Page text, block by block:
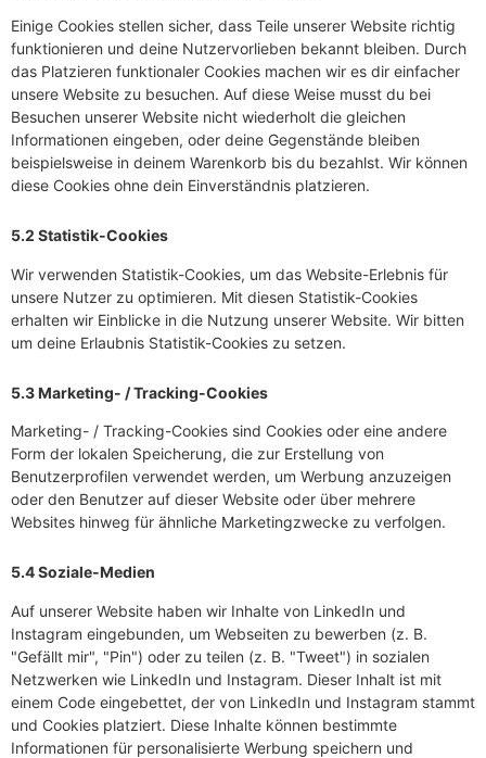
Einige Cookies stellen sicher, dass Teile unserer Website richtig
funktionieren und deine Nutzervorlieben bekannt bleiben. Durch
das Platzieren funktionaler Cookies machen wir es dir einfacher
unsere Website zu besuchen. Auf diese Weise musst du bei
Besuchen unserer Website nicht wiederholt die gleichen
Informationen eingeben, oder deine Gegenstände bleiben
beispielsweise in deinem Warenkorb bis du bezahlst. Wir können
diese Cookies ohne dein Einverständnis platzieren.
5.2 Statistik-Cookies
Wir verwenden Statistik-Cookies, um das Website-Erlebnis für
unsere Nutzer zu optimieren. Mit diesen Statistik-Cookies
erhalten wir Einblicke in die Nutzung unserer Website. Wir bitten
um deine Erlaubnis Statistik-Cookies zu setzen.
5.3 Marketing- / Tracking-Cookies
Marketing- / Tracking-Cookies sind Cookies oder eine andere
Form der lokalen Speicherung, die zur Erstellung von
Benutzerprofilen verwendet werden, um Werbung anzuzeigen
oder den Benutzer auf dieser Website oder über mehrere
Websites hinweg für ähnliche Marketingzwecke zu verfolgen.
5.4 Soziale-Medien
Auf unserer Website haben wir Inhalte von LinkedIn und
Instagram eingebunden, um Webseiten zu bewerben (z. B.
"Gefällt mir", "Pin") oder zu teilen (z. B. "Tweet") in sozialen
Netzwerken wie LinkedIn und Instagram. Dieser Inhalt ist mit
einem Code eingebettet, der von LinkedIn und Instagram stammt
und Cookies platziert. Diese Inhalte können bestimmte
Informationen für personalisierte Werbung speichern und